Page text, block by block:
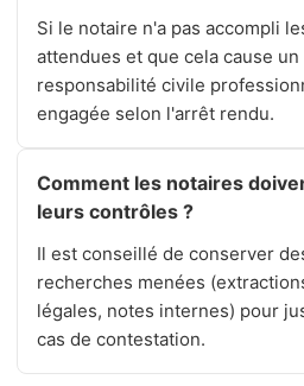
Si le notaire n'a pas accompli
attendues et que cela cause
responsabilité civile
engagée selon l'arrêt rendu.
Comment les notaires
leurs contrôles ?
Il est conseillé de conserver
recherches menées
légales, notes internes) pour
cas de contestation.